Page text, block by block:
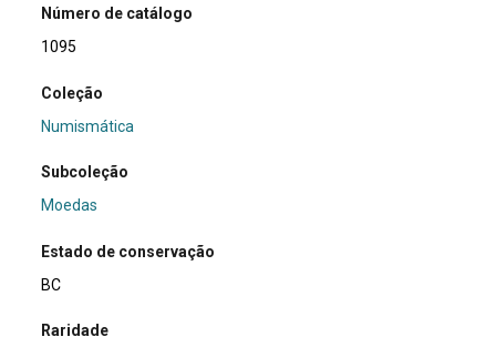
Número de catálogo
1095
Coleção
Numismática
Subcoleção
Moedas
Estado de conservação
BC
Raridade